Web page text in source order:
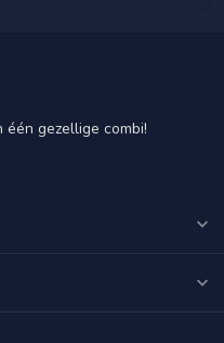
gezellige combi!